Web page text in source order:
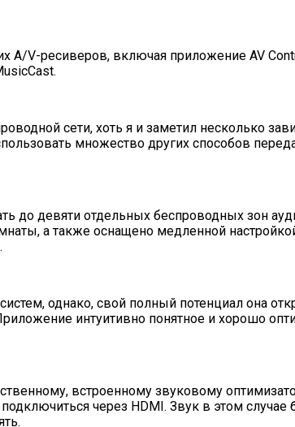
A/V-ресиверов, включая приложение AV
сети, хоть я и заметил несколько
множество других способов
до девяти отдельных беспроводных зон
а также оснащено медленной
однако, свой полный потенциал она
интуитивно понятное и хорошо
встроенному звуковому
через HDMI. Звук в этом случае